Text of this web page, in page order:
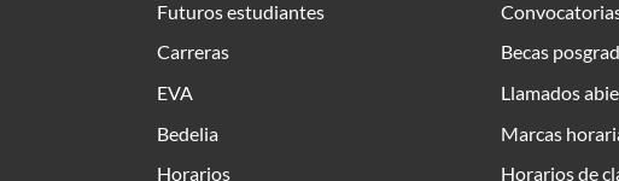
Futuros estudiantes
Carreras
EVA
Bedelia
Horarios
Becas
Llamados
Marcas
Horarios de